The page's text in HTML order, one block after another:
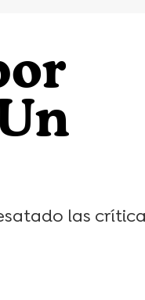
las